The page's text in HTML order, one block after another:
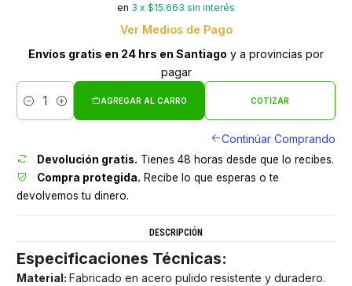
en 3 x $15.663 sin interés
Ver Medios de Pago
Envíos gratis en 24 hrs en Santiago y a provincias por
pagar
Cantidad
AGREGAR AL CARRO COTIZAR
Continúar Comprando
Devolución gratis. Tienes 48 horas desde que lo recibes.
Compra protegida. Recibe lo que esperas o te
devolvemos tu dinero.
DESCRIPCIÓN
Especificaciones Técnicas:
Material: Fabricado en acero pulido resistente y duradero.